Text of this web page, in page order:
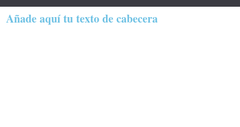
Añade aquí tu texto de cabecera